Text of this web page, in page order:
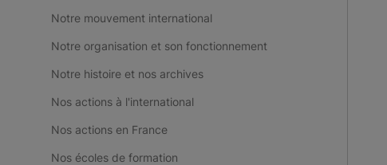
Notre mouvement international
Notre organisation et son fonctionnement
Notre histoire et nos archives
Nos actions à l'international
Nos actions en France
Nos écoles de formation